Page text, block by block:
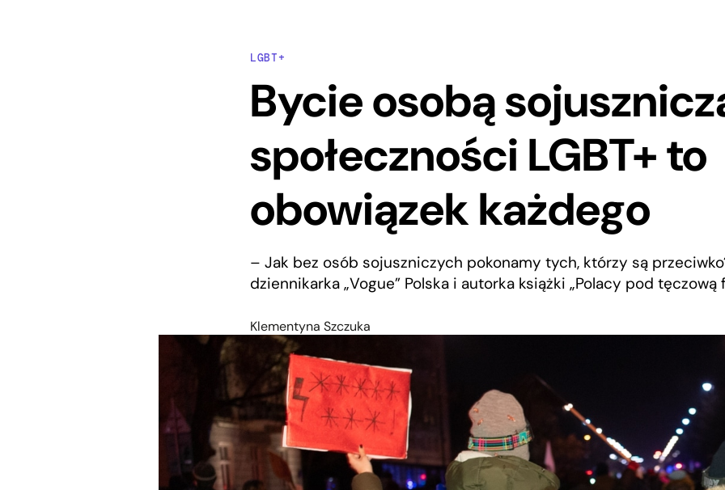
LGBT+
Bycie osobą
społeczności LGBT+ to
obowiązek każdego
– Jak bez osób sojuszniczych pokonamy tych, którzy są
dziennikarka „Vogue” Polska i autorka książki „Polacy pod tęczową
Klementyna Szczuka